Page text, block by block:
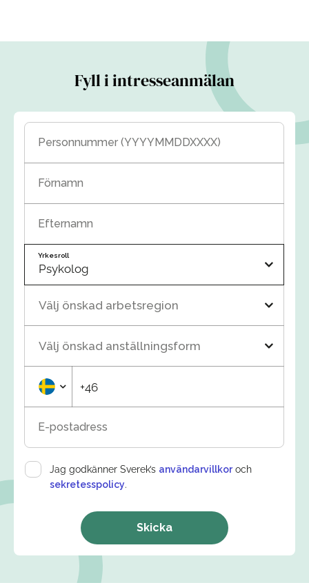
Fyll i intresseanmälan
Personnummer (YYYYMMDDXXXX)
Förnamn
Efternamn
Yrkesroll
Psykolog
Välj önskad arbetsregion
Välj önskad anställningsform
+46
E-postadress
Jag godkänner Sverek’s användarvillkoroch
sekretesspolicy.
Skicka